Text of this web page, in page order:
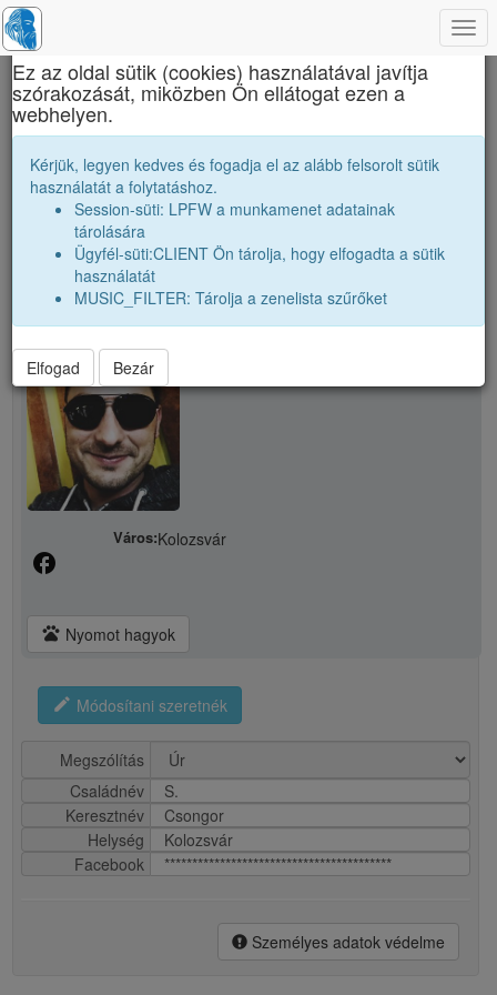
Brassai Sámuel Líceum
S. Csongor
S. Csongor
Város:Kolozsvár
facebook
pets Nyomot hagyok
edit Módosítani szeretnék
Megszólítás
Családnév
S.
Keresztnév
Csongor
Helység
Kolozsvár
Facebook
*****************************************
Személyes adatok védelme
×
Ez az oldal sütik (cookies) használatával javítja
szórakozását, miközben Ön ellátogat ezen a
webhelyen.
Kérjük, legyen kedves és fogadja el az alább felsorolt sütik
használatát a folytatáshoz.
Session-süti: LPFW a munkamenet adatainak
tárolására
Ügyfél-süti:CLIENT Ön tárolja, hogy elfogadta a sütik
használatát
MUSIC_FILTER: Tárolja a zenelista szűrőket
Elfogad Bezár